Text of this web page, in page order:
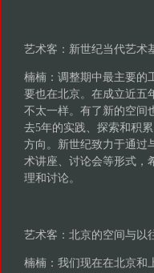
艺术客：新世纪当代艺术
楠楠：调整期中最主要的
要也在北京。在成立近五
不太一样。有了新的空间
去5年的实践、探索和积
方向。新世纪致力于通过
术讲座、讨论会等形式，
理和讨论。
艺术客：北京的空间与以
楠楠：我们现在在北京和